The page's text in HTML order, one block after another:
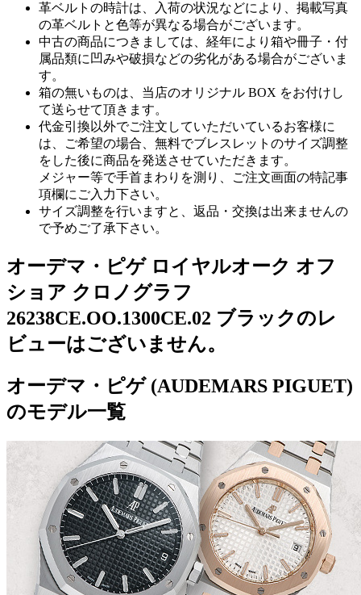
革ベルトの時計は、入荷の状況などにより、掲載写真
の革ベルトと色等が異なる場合がございます。
中古の商品につきましては、経年により箱や冊子・付
属品類に凹みや破損などの劣化がある場合がございま
す。
箱の無いものは、当店のオリジナル BOX をお付けし
て送らせて頂きます。
代金引換以外でご注文していただいているお客様に
は、ご希望の場合、無料でブレスレットのサイズ調整
をした後に商品を発送させていただきます。
メジャー等で手首まわりを測り、ご注文画面の特記事
項欄にご入力下さい。
サイズ調整を行いますと、返品・交換は出来ませんの
で予めご了承下さい。
オーデマ・ピゲ ロイヤルオーク オフ
ショア クロノグラフ
26238CE.OO.1300CE.02 ブラックのレ
ビューはございません。
オーデマ・ピゲ (AUDEMARS PIGUET)
のモデル一覧